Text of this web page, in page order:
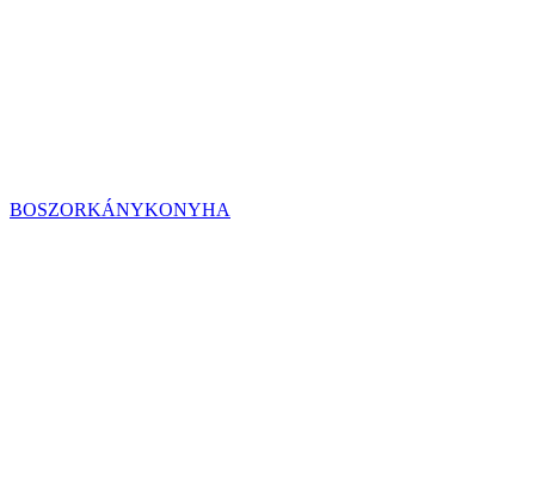
BOSZORKÁNYKONYHA